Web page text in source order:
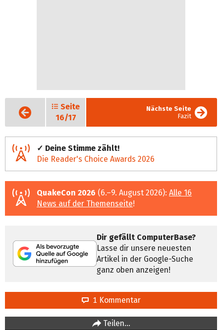
Vorige
Seite
Seite
16/17
Nächste Seite
Fazit
✓ Deine Stimme zählt!
Die Reader's Choice Awards 2026
QuakeCon 2026 (6.–9. August 2026): Alle 16
News auf der Themenseite!
Dir gefällt ComputerBase?
Lasse dir unsere neuesten
Artikel in der Google-Suche
ganz oben anzeigen!
1 Kommentar
Teilen…